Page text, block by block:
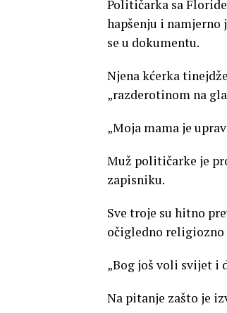
Političarka sa
hapšenju i
se u dokumentu.
Njena kćerka
„razderotinom na
„Moja mama je
Muž političarke je
zapisniku.
Sve troje su hitno
očigledno religiozno
„Bog još voli svijet i
Na pitanje zašto je